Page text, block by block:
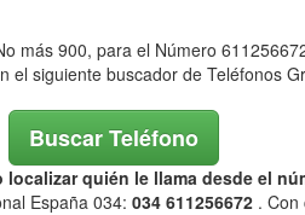
más 900, para el Número
el siguiente buscador de Teléfonos
Buscar Teléfono
localizar quién le llama desde el
España 034: 034 611256672 . Con